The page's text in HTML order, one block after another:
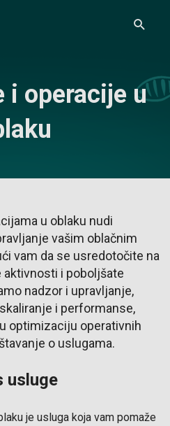
i operacije u
u oblaku nudi
vašim oblačnim
vam da se usredotočite na
i poboljšate
nadzor i upravljanje,
i performanse,
optimizaciju operativnih
o uslugama.
usluge
je usluga koja vam pomaže